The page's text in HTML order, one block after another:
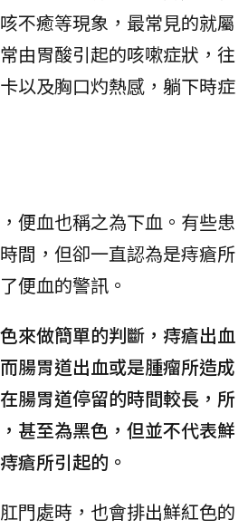
不癒等現象，最常見的就屬
由胃酸引起的咳嗽症狀，往
以及胸口灼熱感，躺下時症
便血也稱之為下血。有些患
間，但卻一直認為是痔瘡所
便血的警訊。
來做簡單的判斷，痔瘡出血
腸胃道出血或是腫瘤所造成
腸胃道停留的時間較長，所
甚至為黑色，但並不代表鮮
瘡所引起的。
門處時，也會排出鮮紅色的